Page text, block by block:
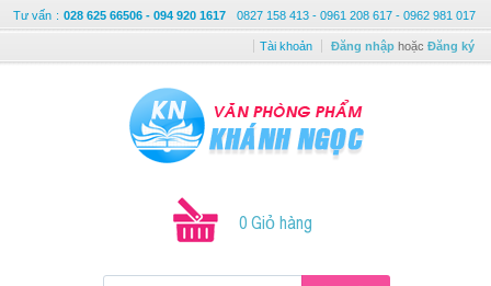
Tư vấn : 028 625 66506 - 094 920 1617 0827 158 413 - 0961 208 617 - 0962 981 017
Tài khoản Đăng nhập hoặc Đăng ký
0 Giỏ hàng